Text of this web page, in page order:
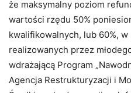
że maksymalny poziom
wartości rzędu 50%
kwalifikowalnych, lub 60%,
realizowanych przez
wdrażającą Program
Agencja Restrukturyzacji i